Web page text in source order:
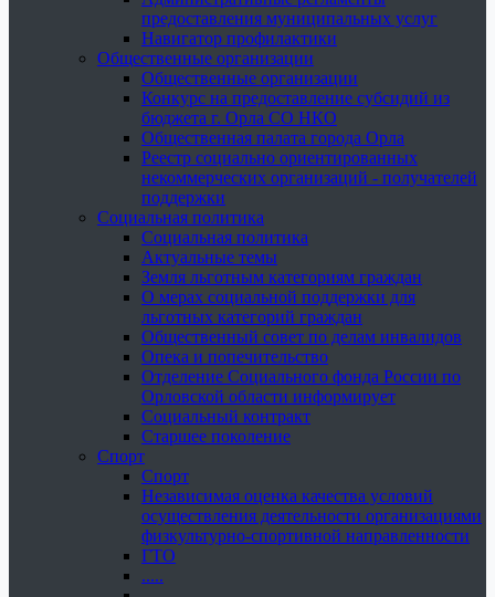
предоставления муниципальных услуг
Навигатор профилактики
Общественные организации
Общественные организации
Конкурс на предоставление субсидий из
бюджета г. Орла СО НКО
Общественная палата города Орла
Реестр социально ориентированных
некоммерческих организаций - получателей
поддержки
Социальная политика
Социальная политика
Актуальные темы
Земля льготным категориям граждан
О мерах социальной поддержки для
льготных категорий граждан
Общественный совет по делам инвалидов
Опека и попечительство
Отделение Социального фонда России по
Орловской области информирует
Социальный контракт
Старшее поколение
Спорт
Спорт
Независимая оценка качества условий
осуществления деятельности организациями
физкультурно-спортивной направленности
ГТО
.....